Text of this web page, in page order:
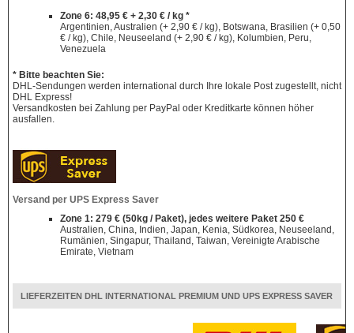
Zone 6: 48,95 € + 2,30 € / kg *
Argentinien, Australien (+ 2,90 € / kg), Botswana, Brasilien (+ 0,50
€ / kg), Chile, Neuseeland (+ 2,90 € / kg), Kolumbien, Peru,
Venezuela
* Bitte beachten Sie:
DHL-Sendungen werden international durch Ihre lokale Post zugestellt, nicht
DHL Express!
Versandkosten bei Zahlung per PayPal oder Kreditkarte können höher
ausfallen.
Versand per UPS Express Saver
Zone 1: 279 € (50kg / Paket), jedes weitere Paket 250 €
Australien, China, Indien, Japan, Kenia, Südkorea, Neuseeland,
Rumänien, Singapur, Thailand, Taiwan, Vereinigte Arabische
Emirate, Vietnam
LIEFERZEITEN DHL INTERNATIONAL PREMIUM UND UPS EXPRESS SAVER